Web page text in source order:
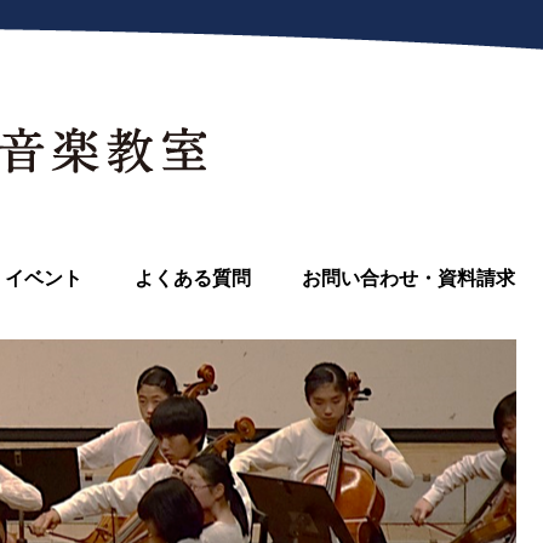
イベント よくある質問 お問い合わせ・資料請求